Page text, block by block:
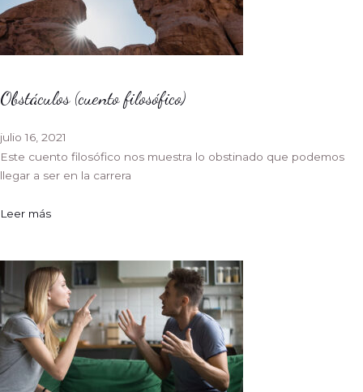
Obstáculos (cuento filosófico)
julio 16, 2021
Este cuento filosófico nos muestra lo obstinado que podemos
llegar a ser en la carrera
Leer más